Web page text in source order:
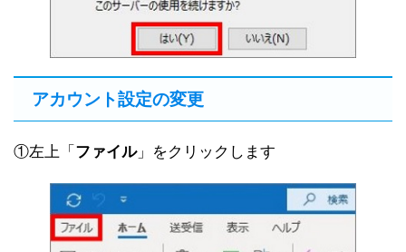
アカウント設定の変更
①左上「 ファイル」をクリックします